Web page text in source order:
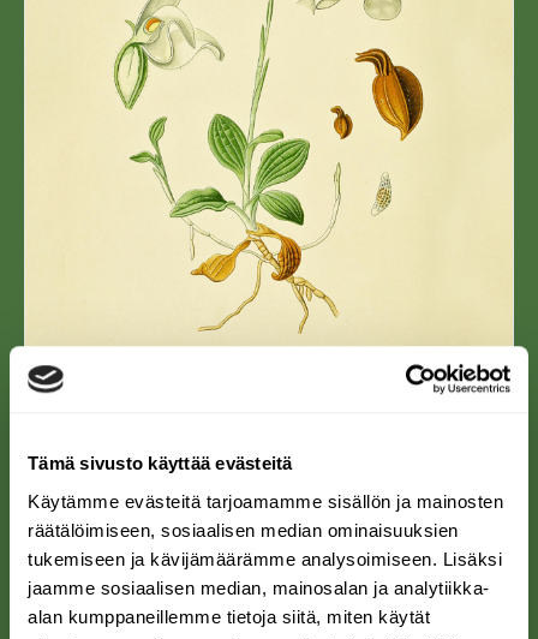
Tämä sivusto käyttää evästeitä
Käytämme evästeitä tarjoamamme sisällön ja mainosten
räätälöimiseen, sosiaalisen median ominaisuuksien
tukemiseen ja kävijämäärämme analysoimiseen. Lisäksi
jaamme sosiaalisen median, mainosalan ja analytiikka-
alan kumppaneillemme tietoja siitä, miten käytät
Piirros: Walter Müller
Yövilkka